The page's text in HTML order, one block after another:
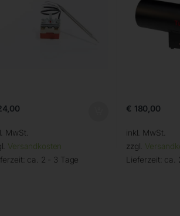
MwSt.
Versandkosten
ca. 2 - 3 Tage
€ 180,00
inkl. MwSt.
zzgl.
Lieferzeit: ca.